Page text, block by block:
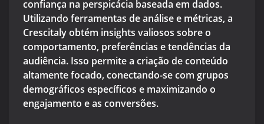
confiança na perspicácia baseada em dados.
Utilizando ferramentas de análise e métricas, a
Crescitaly obtém insights valiosos sobre o
comportamento, preferências e tendências da
audiência. Isso permite a criação de conteúdo
altamente focado, conectando-se com grupos
demográficos específicos e maximizando o
engajamento e as conversões.